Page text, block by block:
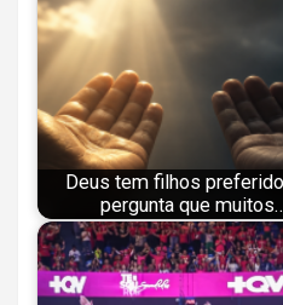
Deus tem filhos
pergunta que